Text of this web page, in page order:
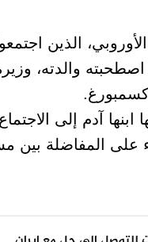
الذين
والدته،
آدم إلى
على المفاضلة بين